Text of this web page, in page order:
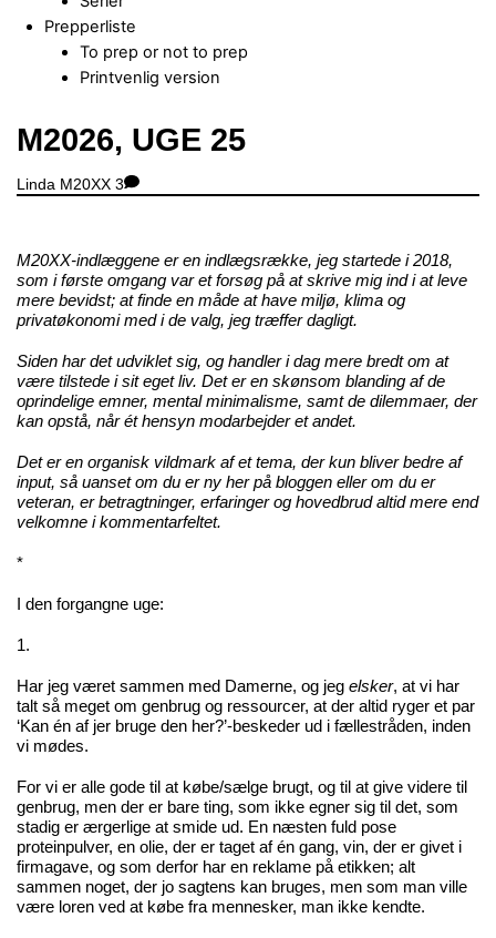
Prepperliste
To prep or not to prep
Printvenlig version
Close
Menu
M2026, UGE 25
Linda M20XX 3
M20XX-indlæggene er en indlægsrække, jeg startede i 2018,
som i første omgang var et forsøg på at skrive mig ind i at leve
mere bevidst; at finde en måde at have miljø, klima og
privatøkonomi med i de valg, jeg træffer dagligt.
Siden har det udviklet sig, og handler i dag mere bredt om at
være tilstede i sit eget liv. Det er en skønsom blanding af de
oprindelige emner, mental minimalisme, samt de dilemmaer, der
kan opstå, når ét hensyn modarbejder et andet.
Det er en organisk vildmark af et tema, der kun bliver bedre af
input, så uanset om du er ny her på bloggen eller om du er
veteran, er betragtninger, erfaringer og hovedbrud altid mere end
velkomne i kommentarfeltet.
*
I den forgangne uge:
1.
Har jeg været sammen med Damerne, og jeg elsker, at vi har
talt så meget om genbrug og ressourcer, at der altid ryger et par
‘Kan én af jer bruge den her?’-beskeder ud i fællestråden, inden
vi mødes.
For vi er alle gode til at købe/sælge brugt, og til at give videre til
genbrug, men der er bare ting, som ikke egner sig til det, som
stadig er ærgerlige at smide ud. En næsten fuld pose
proteinpulver, en olie, der er taget af én gang, vin, der er givet i
firmagave, og som derfor har en reklame på etikken; alt
sammen noget, der jo sagtens kan bruges, men som man ville
være loren ved at købe fra mennesker, man ikke kendte.